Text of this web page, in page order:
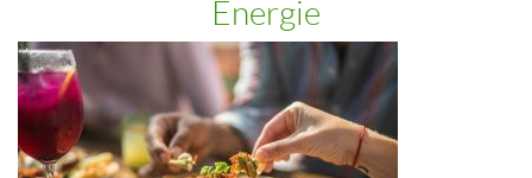
Energie